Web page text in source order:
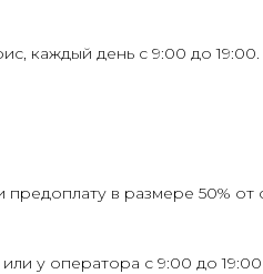
каждый день с 9:00 до 19:00.
в размере 50% от
у оператора с 9:00 до